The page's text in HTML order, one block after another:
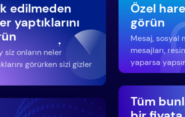
edilmeden
yaptıklarını
siz onların neler
görürken sizi gizler
Özel
görün
Mesaj, sosyal
mesajları,
yaparsa
Tüm